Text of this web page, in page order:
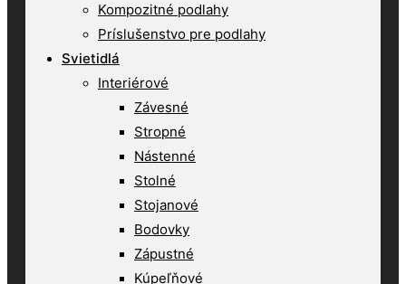
Kompozitné podlahy
Príslušenstvo pre podlahy
Svietidlá
Interiérové
Závesné
Stropné
Nástenné
Stolné
Stojanové
Bodovky
Zápustné
Kúpeľňové